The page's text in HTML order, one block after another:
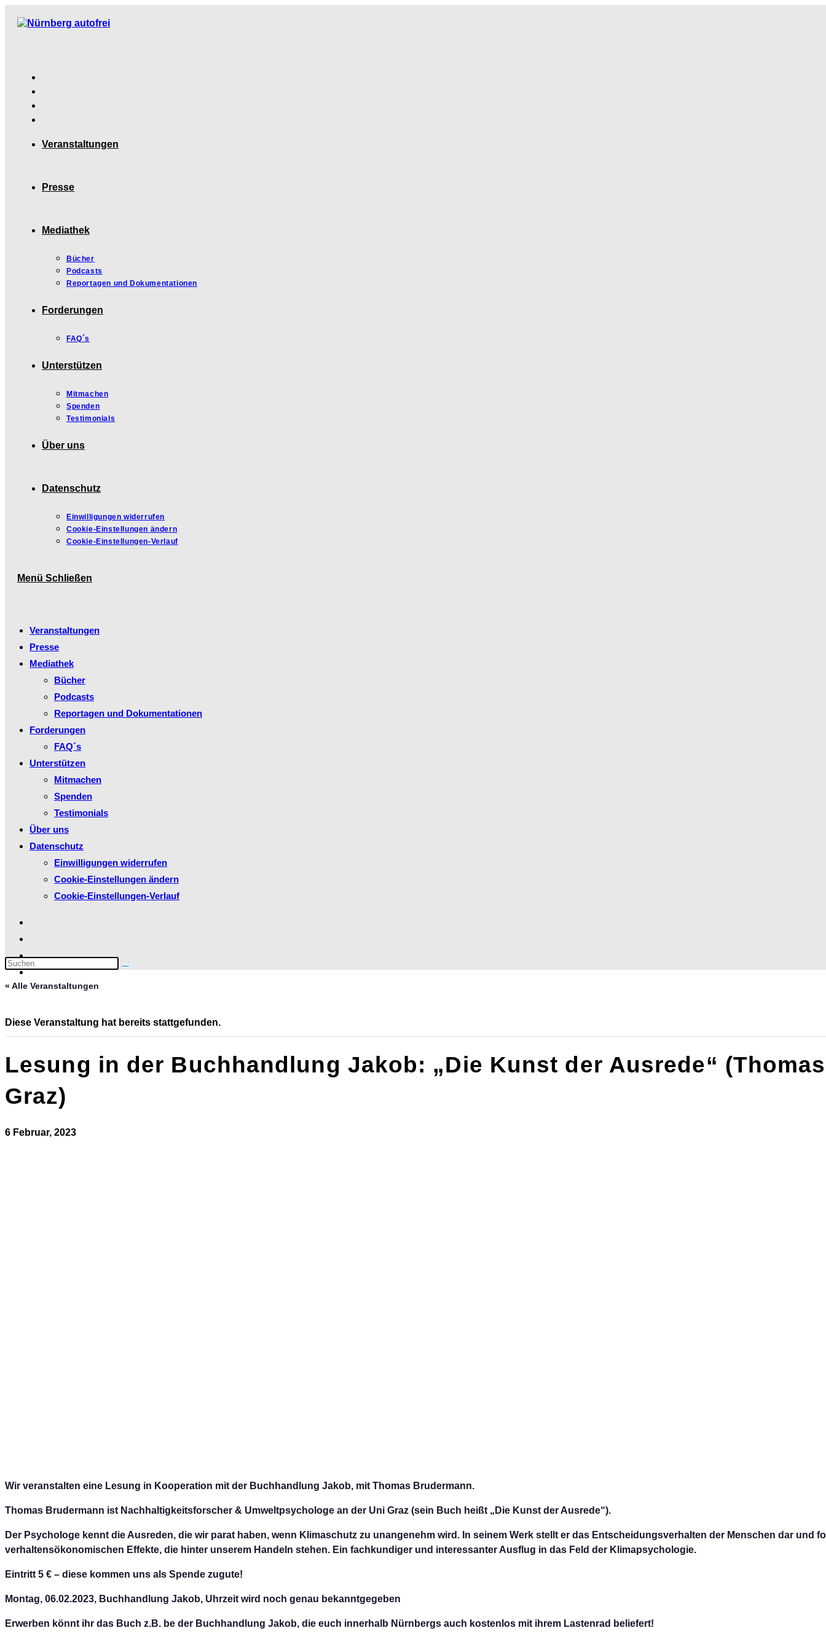
Inhalt
Veranstaltungen
Presse
Mediathek
Bücher
Podcasts
Reportagen und Dokumentationen
Forderungen
FAQ´s
Unterstützen
Mitmachen
Spenden
Testimonials
Über uns
Datenschutz
Einwilligungen widerrufen
Cookie-Einstellungen ändern
Cookie-Einstellungen-Verlauf
Menü Schließen
Veranstaltungen
Presse
Mediathek
Bücher
Podcasts
Reportagen und Dokumentationen
Forderungen
FAQ´s
Unterstützen
Mitmachen
Spenden
Testimonials
Über uns
Datenschutz
Einwilligungen widerrufen
Cookie-Einstellungen ändern
Cookie-Einstellungen-Verlauf
Diese
Website
durchsuchen
« Alle Veranstaltungen
Diese Veranstaltung hat bereits stattgefunden.
Lesung in der Buchhandlung Jakob: „Die Kunst der Ausrede“
Graz)
6 Februar, 2023
Wir veranstalten eine Lesung in Kooperation mit der Buchhandlung Jakob, mit Thomas Brudermann.
Thomas Brudermann ist Nachhaltigkeitsforscher & Umweltpsychologe an der Uni Graz (sein Buch heißt „Die Kunst der Ausrede“).
Der Psychologe kennt die Ausreden, die wir parat haben, wenn Klimaschutz zu unangenehm wird. In seinem Werk stellt er das Entscheidungsverhalten der Menschen dar und
verhaltensökonomischen Effekte, die hinter unserem Handeln stehen. Ein fachkundiger und interessanter Ausflug in das Feld der Klimapsychologie.
Eintritt 5 € – diese kommen uns als Spende zugute!
Montag, 06.02.2023, Buchhandlung Jakob, Uhrzeit wird noch genau bekanntgegeben
Erwerben könnt ihr das Buch z.B. be der Buchhandlung Jakob, die euch innerhalb Nürnbergs auch kostenlos mit ihrem Lastenrad beliefert!